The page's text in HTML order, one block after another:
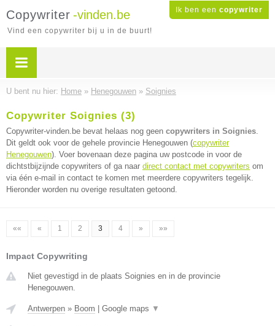
Ik ben een copywriter
Copywriter -vinden.be
Vind een copywriter bij u in de buurt!
U bent nu hier: Home » Henegouwen » Soignies
Copywriter Soignies (3)
Copywriter-vinden.be bevat helaas nog geen copywriters in Soignies.
Dit geldt ook voor de gehele provincie Henegouwen (copywriter
Henegouwen). Voer bovenaan deze pagina uw postcode in voor de
dichtstbijzijnde copywriters of ga naar direct contact met copywriters om
via één e-mail in contact te komen met meerdere copywriters tegelijk.
Hieronder worden nu overige resultaten getoond.
«« « 1 2 3 4 » »»
Impact Copywriting
Niet gevestigd in de plaats Soignies en in de provincie
Henegouwen.
Antwerpen » Boom Google maps ▼